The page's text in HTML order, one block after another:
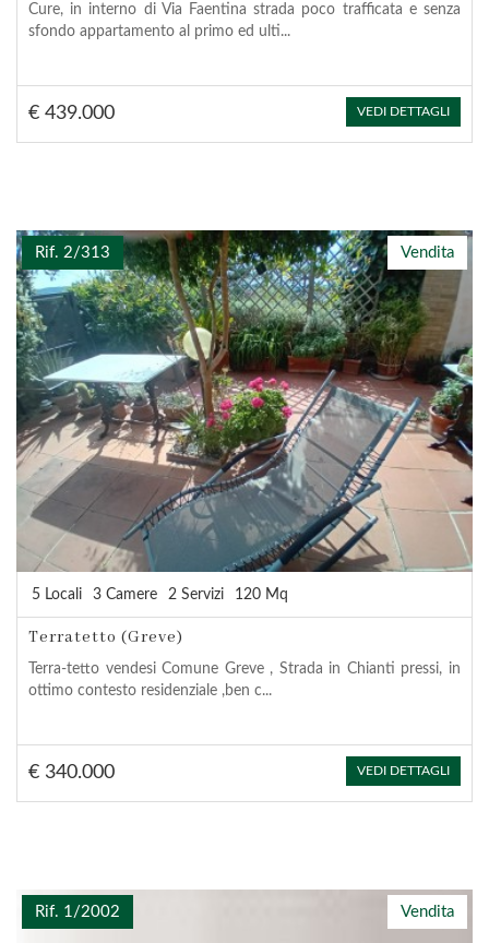
Cure, in interno di Via Faentina strada poco trafficata e senza
sfondo appartamento al primo ed ulti...
€ 439.000 VEDI DETTAGLI
Vendita
Rif. 2/313
5 Locali 3 Camere 2 Servizi 120 Mq
Terratetto (Greve)
Terra-tetto vendesi Comune Greve , Strada in Chianti pressi, in
ottimo contesto residenziale ,ben c...
€ 340.000 VEDI DETTAGLI
Vendita
Rif. 1/2002